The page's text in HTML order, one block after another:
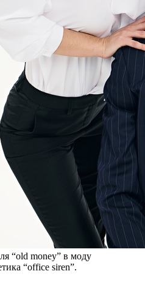
“old money” в моду
“office siren”.